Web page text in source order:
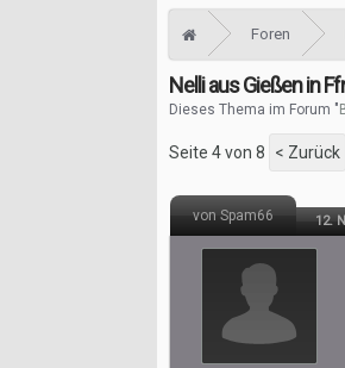
Foren
Nelli aus Gießen in
Dieses Thema im Forum "
Seite 4 von 8 < Zurück
von Spam66 12.